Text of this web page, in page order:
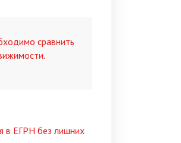
сравнить
в ЕГРН без лишних